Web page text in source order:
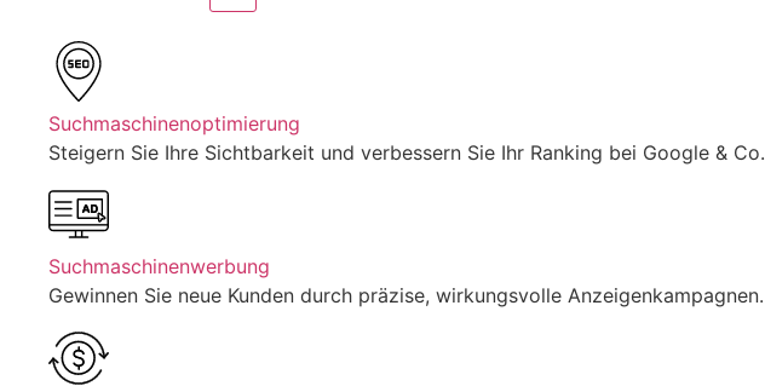
Suchmaschinenoptimierung
Steigern Sie Ihre Sichtbarkeit und verbessern Sie Ihr Ranking bei Google & Co.
Suchmaschinenwerbung
Gewinnen Sie neue Kunden durch präzise, wirkungsvolle Anzeigenkampagnen.